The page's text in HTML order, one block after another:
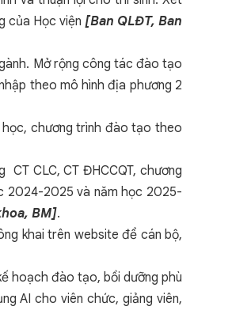
của Học viện [Ban QLĐT, Ban
Mở rộng công tác đào tạo
theo mô hình địa phương 2
học, chương trình đào tạo theo
CLC, CT ĐHCCQT, chương
2024-2025 và năm học 2025-
BM].
khai trên website để cán bộ,
hoạch đào tạo, bồi dưỡng phù
AI cho viên chức, giảng viên,